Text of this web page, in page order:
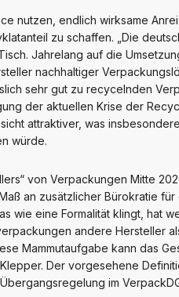
nutzen, endlich wirksame
zu schaffen. „Die
Jahrelang auf die
nachhaltiger
sehr gut zu recycelnden
der aktuellen Krise der
attraktiver, was
würde.
von Verpackungen Mitte
an zusätzlicher Bürokratie
wie eine Formalität klingt, hat
andere Hersteller
Mammutaufgabe kann das
Der vorgesehene
im